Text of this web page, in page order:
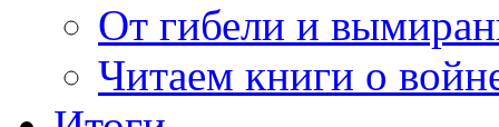
От гибели и
Читаем книги о